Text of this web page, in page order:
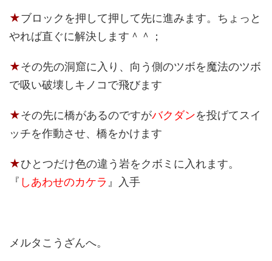
★ブロックを押して押して先に進みます。ちょっと
やれば直ぐに解決します＾＾；
★その先の洞窟に入り、向う側のツボを魔法のツボ
で吸い破壊しキノコで飛びます
★その先に橋があるのですがバクダンを投げてスイ
ッチを作動させ、橋をかけます
★ひとつだけ色の違う岩をクボミに入れます。
『 しあわせのカケラ 』入手
メルタこうざんへ。